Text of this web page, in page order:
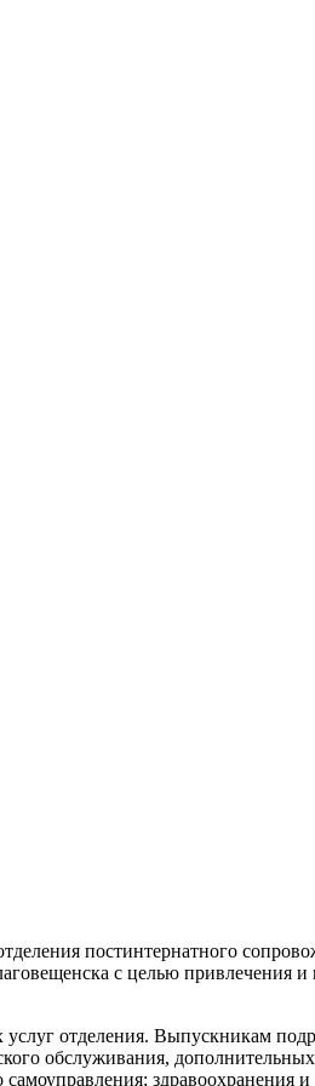
постинтернатного
с целью привлечения
отделения. Выпускникам
обслуживания,
здравоохранения